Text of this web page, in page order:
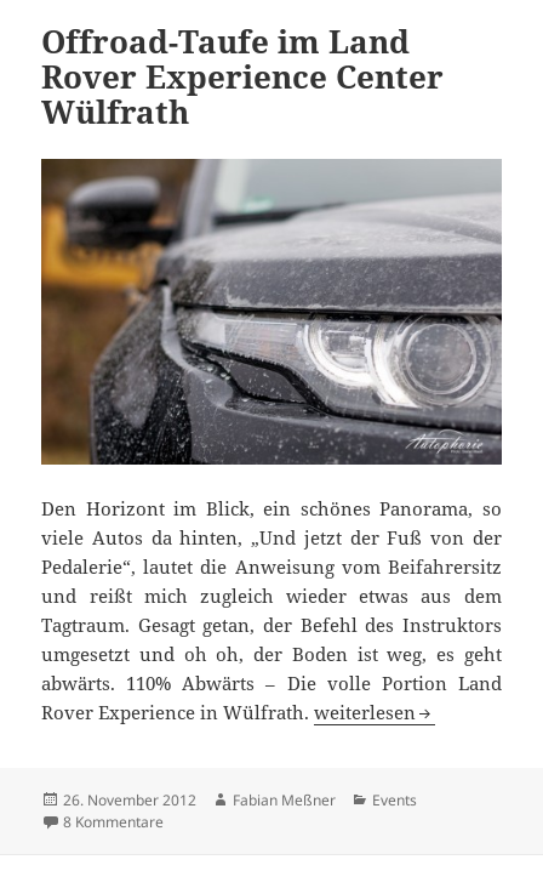
Offroad-Taufe im Land
Rover Experience Center
Wülfrath
Den Horizont im Blick, ein schönes Panorama, so
viele Autos da hinten, „Und jetzt der Fuß von der
Pedalerie“, lautet die Anweisung vom Beifahrersitz
und reißt mich zugleich wieder etwas aus dem
Tagtraum. Gesagt getan, der Befehl des Instruktors
umgesetzt und oh oh, der Boden ist weg, es geht
abwärts. 110% Abwärts – Die volle Portion Land
Rover Experience in Wülfrath.Offroad-Taufe im Land
weiterlesen
Veröffentlicht
am
26. November 2012 Autor
Fabian Meßner Kategorien
Events
8 Kommentare